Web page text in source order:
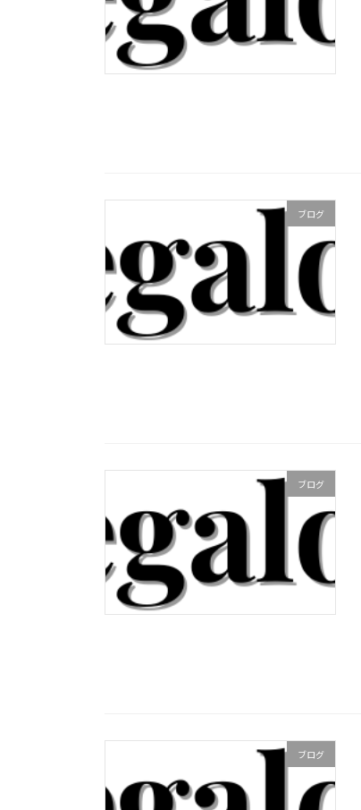
ブログ
ブログ
ブログ